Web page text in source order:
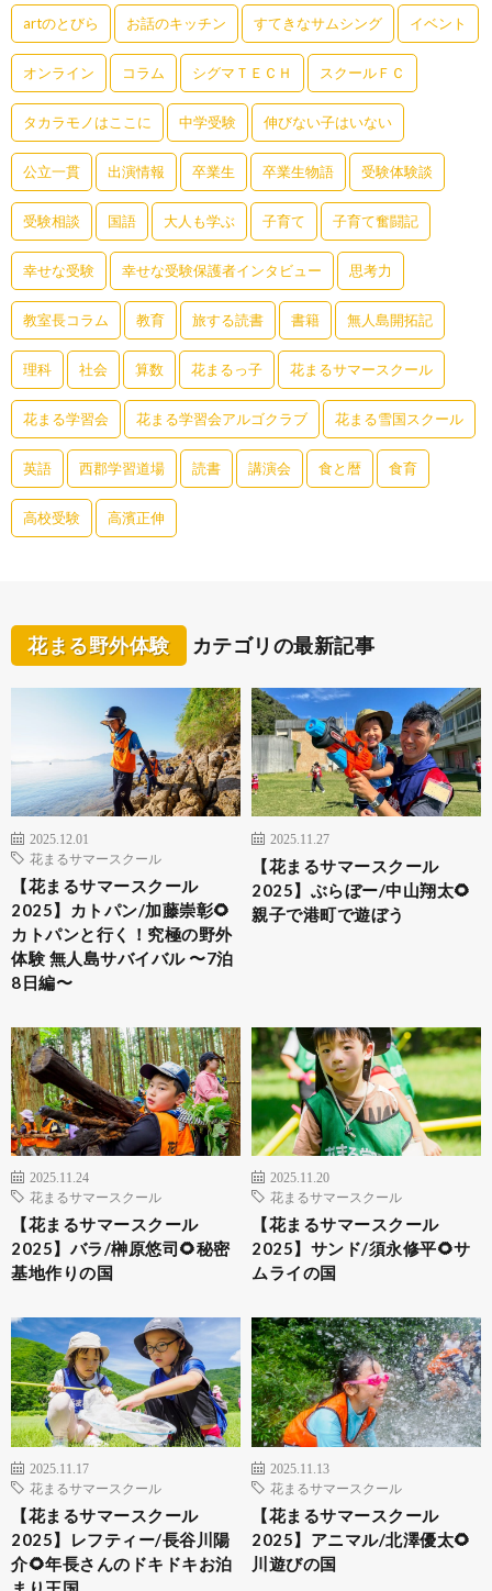
artのとびら お話のキッチン すてきなサムシング イベント
オンライン コラム シグマＴＥＣＨ スクールＦＣ
タカラモノはここに 中学受験 伸びない子はいない
公立一貫 出演情報 卒業生 卒業生物語 受験体験談
受験相談 国語 大人も学ぶ 子育て 子育て奮闘記
幸せな受験 幸せな受験保護者インタビュー 思考力
教室長コラム 教育 旅する読書 書籍 無人島開拓記
理科 社会 算数 花まるっ子 花まるサマースクール
花まる学習会 花まる学習会アルゴクラブ 花まる雪国スクール
英語 西郡学習道場 読書 講演会 食と暦 食育
高校受験 高濱正伸
花まる野外体験 カテゴリの最新記事
2025.12.01
花まるサマースクール
【花まるサマースクール
2025】カトパン/加藤崇彰🌻
カトパンと行く！究極の野外
体験 無人島サバイバル 〜7泊
8日編〜
2025.11.27
【花まるサマースクール
2025】ぶらぼー/中山翔太🌻
親子で港町で遊ぼう
2025.11.24
花まるサマースクール
【花まるサマースクール
2025】バラ/榊原悠司🌻秘密
基地作りの国
2025.11.20
花まるサマースクール
【花まるサマースクール
2025】サンド/須永修平🌻サ
ムライの国
2025.11.17
花まるサマースクール
【花まるサマースクール
2025】レフティー/長谷川陽
介🌻年長さんのドキドキお泊
2025.11.13
花まるサマースクール
【花まるサマースクール
2025】アニマル/北澤優太🌻
川遊びの国